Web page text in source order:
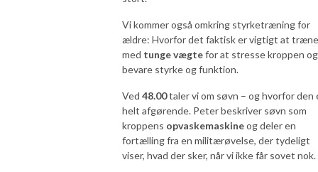
Vi kommer også omkring styrketræning for
ældre: Hvorfor det faktisk er vigtigt at træne
med tunge vægtefor at stresse kroppen og
bevare styrke og funktion.
Ved 48.00taler vi om søvn – og hvorfor den
helt afgørende. Peter beskriver søvn som
kroppens opvaskemaskineog deler en
fortælling fra en militærøvelse, der tydeligt
viser, hvad der sker, når vi ikke får sovet nok.